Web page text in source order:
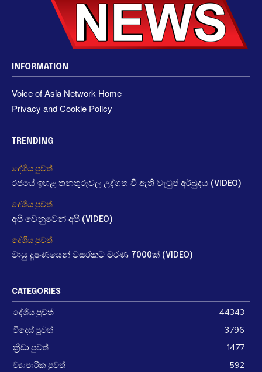
INFORMATION
Voice of Asia Network Home
Privacy and Cookie Policy
TRENDING
දේශීය පුවත්
රජයේ ඉහළ තනතුරුවල උද්ගත වී ඇති වැටුප් අර්බුදය (VIDEO)
දේශීය පුවත්
අපි වෙනුවෙන් අපි (VIDEO)
දේශීය පුවත්
වායු දූෂණයෙන් වසරකට මරණ 7000ක් (VIDEO)
CATEGORIES
දේශීය පුවත්
44343
විදෙස් පුවත්
3796
ක්‍රීඩා පුවත්
1477
ව්‍යාපාරික පුවත්
592